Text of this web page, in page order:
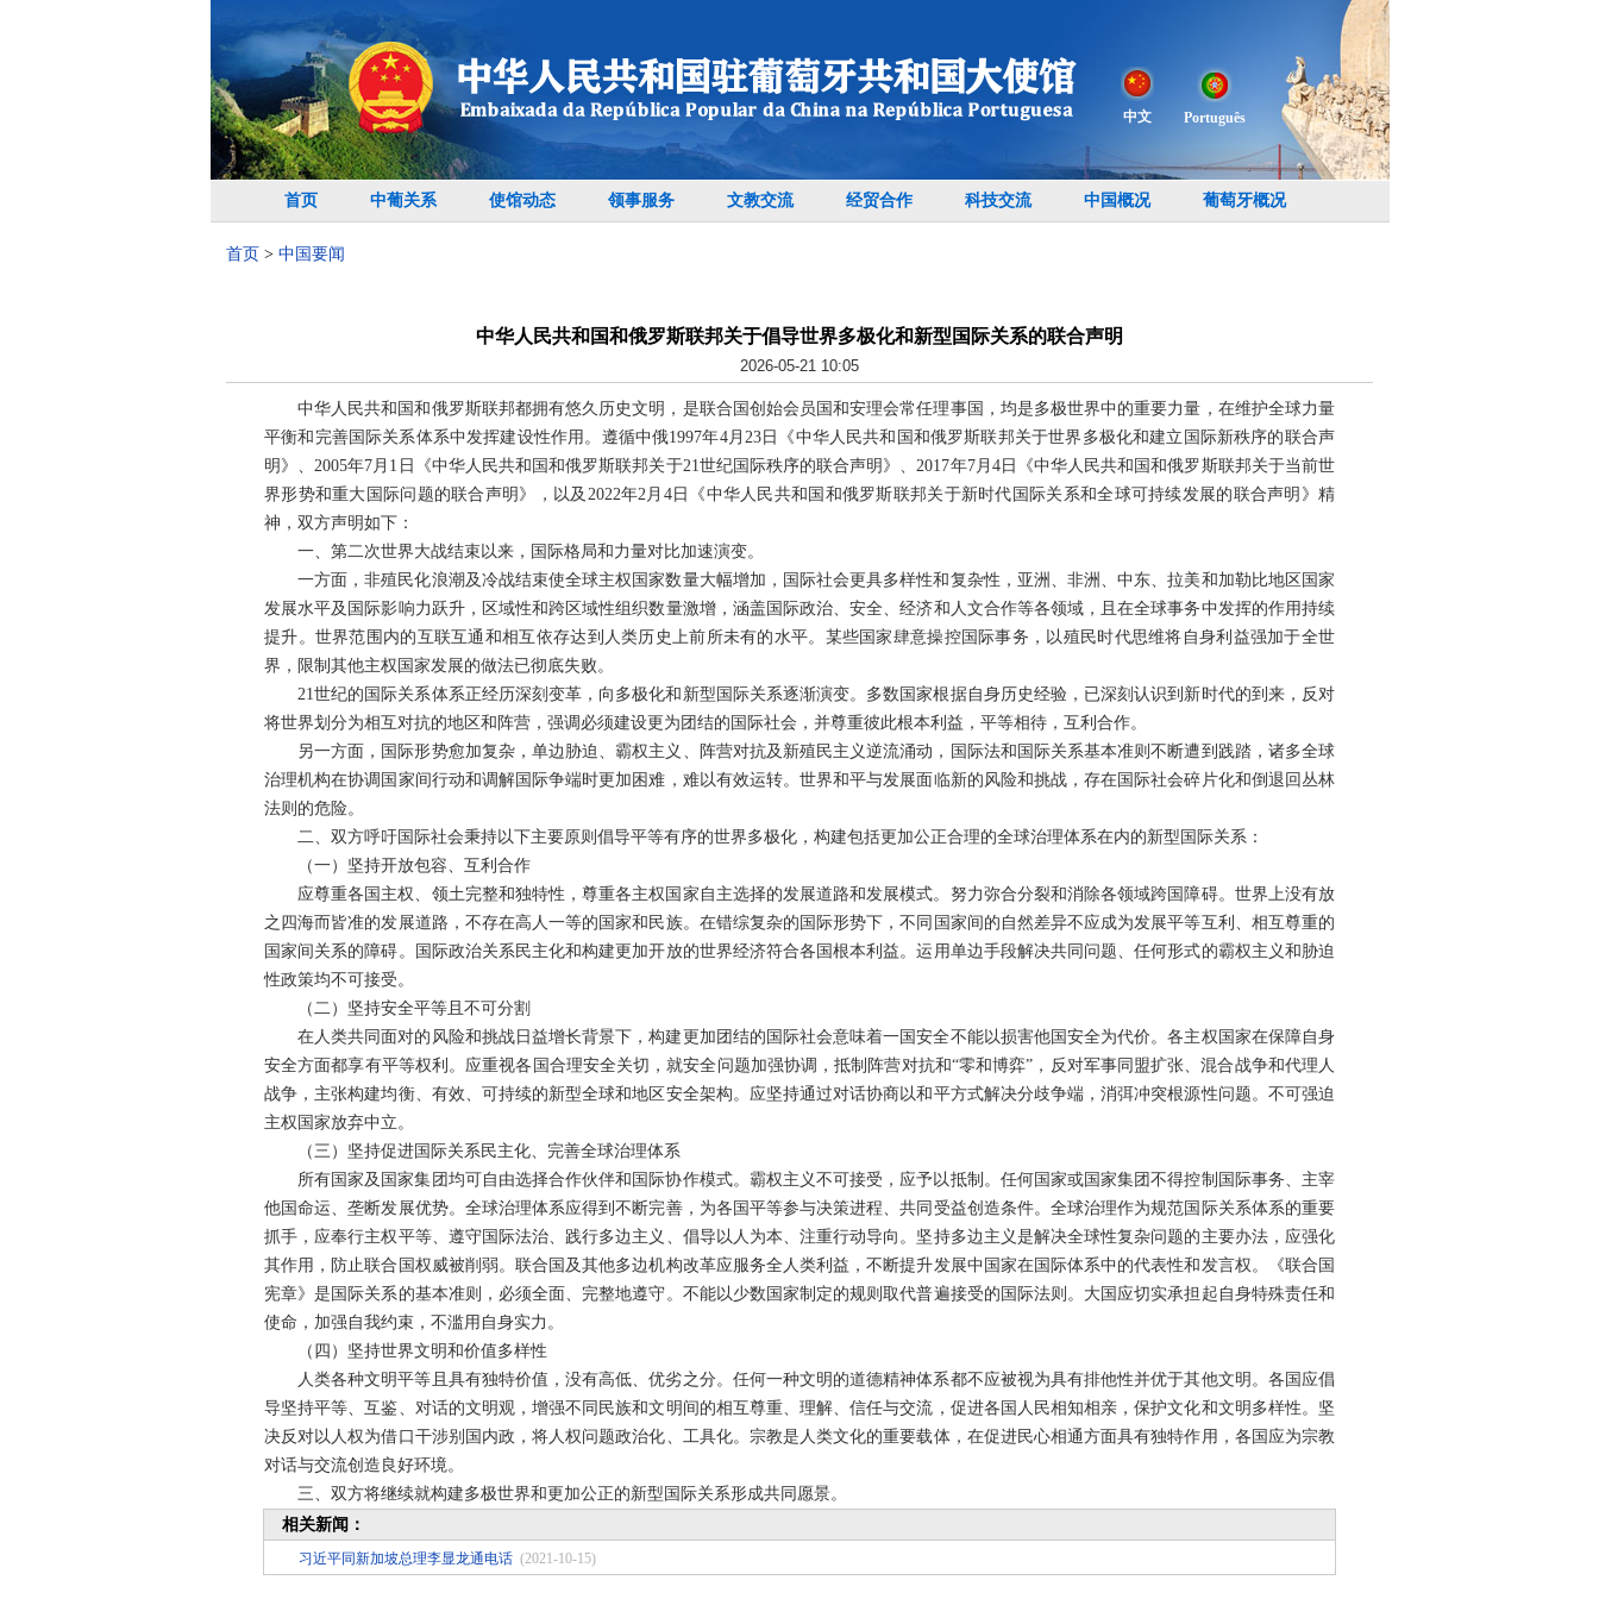
中文 Português
首页 中葡关系 使馆动态 领事服务 文教交流 经贸合作 科技交流 中国概况 葡萄牙概况
首页 > 中国要闻
中华人民共和国和俄罗斯联邦关于倡导世界多极化和新型国际关系的联合声明
2026-05-21 10:05
中华人民共和国和俄罗斯联邦都拥有悠久历史文明，是联合国创始会员国和安理会常任理事国，均是多极世界中的重要力量，在维护全球力量
平衡和完善国际关系体系中发挥建设性作用。遵循中俄1997年4月23日《中华人民共和国和俄罗斯联邦关于世界多极化和建立国际新秩序的联合声
明》、2005年7月1日《中华人民共和国和俄罗斯联邦关于21世纪国际秩序的联合声明》、2017年7月4日《中华人民共和国和俄罗斯联邦关于当前世
界形势和重大国际问题的联合声明》，以及2022年2月4日《中华人民共和国和俄罗斯联邦关于新时代国际关系和全球可持续发展的联合声明》精
神，双方声明如下：
一、第二次世界大战结束以来，国际格局和力量对比加速演变。
一方面，非殖民化浪潮及冷战结束使全球主权国家数量大幅增加，国际社会更具多样性和复杂性，亚洲、非洲、中东、拉美和加勒比地区国家
发展水平及国际影响力跃升，区域性和跨区域性组织数量激增，涵盖国际政治、安全、经济和人文合作等各领域，且在全球事务中发挥的作用持续
提升。世界范围内的互联互通和相互依存达到人类历史上前所未有的水平。某些国家肆意操控国际事务，以殖民时代思维将自身利益强加于全世
界，限制其他主权国家发展的做法已彻底失败。
21世纪的国际关系体系正经历深刻变革，向多极化和新型国际关系逐渐演变。多数国家根据自身历史经验，已深刻认识到新时代的到来，反对
将世界划分为相互对抗的地区和阵营，强调必须建设更为团结的国际社会，并尊重彼此根本利益，平等相待，互利合作。
另一方面，国际形势愈加复杂，单边胁迫、霸权主义、阵营对抗及新殖民主义逆流涌动，国际法和国际关系基本准则不断遭到践踏，诸多全球
治理机构在协调国家间行动和调解国际争端时更加困难，难以有效运转。世界和平与发展面临新的风险和挑战，存在国际社会碎片化和倒退回丛林
法则的危险。
二、双方呼吁国际社会秉持以下主要原则倡导平等有序的世界多极化，构建包括更加公正合理的全球治理体系在内的新型国际关系：
（一）坚持开放包容、互利合作
应尊重各国主权、领土完整和独特性，尊重各主权国家自主选择的发展道路和发展模式。努力弥合分裂和消除各领域跨国障碍。世界上没有放
之四海而皆准的发展道路，不存在高人一等的国家和民族。在错综复杂的国际形势下，不同国家间的自然差异不应成为发展平等互利、相互尊重的
国家间关系的障碍。国际政治关系民主化和构建更加开放的世界经济符合各国根本利益。运用单边手段解决共同问题、任何形式的霸权主义和胁迫
性政策均不可接受。
（二）坚持安全平等且不可分割
在人类共同面对的风险和挑战日益增长背景下，构建更加团结的国际社会意味着一国安全不能以损害他国安全为代价。各主权国家在保障自身
安全方面都享有平等权利。应重视各国合理安全关切，就安全问题加强协调，抵制阵营对抗和“零和博弈”，反对军事同盟扩张、混合战争和代理人
战争，主张构建均衡、有效、可持续的新型全球和地区安全架构。应坚持通过对话协商以和平方式解决分歧争端，消弭冲突根源性问题。不可强迫
主权国家放弃中立。
（三）坚持促进国际关系民主化、完善全球治理体系
所有国家及国家集团均可自由选择合作伙伴和国际协作模式。霸权主义不可接受，应予以抵制。任何国家或国家集团不得控制国际事务、主宰
他国命运、垄断发展优势。全球治理体系应得到不断完善，为各国平等参与决策进程、共同受益创造条件。全球治理作为规范国际关系体系的重要
抓手，应奉行主权平等、遵守国际法治、践行多边主义、倡导以人为本、注重行动导向。坚持多边主义是解决全球性复杂问题的主要办法，应强化
其作用，防止联合国权威被削弱。联合国及其他多边机构改革应服务全人类利益，不断提升发展中国家在国际体系中的代表性和发言权。《联合国
宪章》是国际关系的基本准则，必须全面、完整地遵守。不能以少数国家制定的规则取代普遍接受的国际法则。大国应切实承担起自身特殊责任和
使命，加强自我约束，不滥用自身实力。
（四）坚持世界文明和价值多样性
人类各种文明平等且具有独特价值，没有高低、优劣之分。任何一种文明的道德精神体系都不应被视为具有排他性并优于其他文明。各国应倡
导坚持平等、互鉴、对话的文明观，增强不同民族和文明间的相互尊重、理解、信任与交流，促进各国人民相知相亲，保护文化和文明多样性。坚
决反对以人权为借口干涉别国内政，将人权问题政治化、工具化。宗教是人类文化的重要载体，在促进民心相通方面具有独特作用，各国应为宗教
对话与交流创造良好环境。
三、双方将继续就构建多极世界和更加公正的新型国际关系形成共同愿景。
相关新闻：
习近平同新加坡总理李显龙通电话 (2021-10-15)